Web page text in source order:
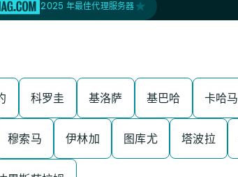
2025 年最佳代理服务器
科罗圭 基洛萨 基巴哈 卡哈马
穆索马 伊林加 图库尤 塔波拉